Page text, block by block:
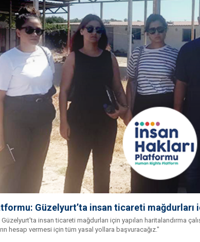
Güzelyurt’ta insan ticareti mağdurları
insan ticareti mağdurları için yapılan haritalandırma
hesap vermesi için tüm yasal yollara başvuracağız."